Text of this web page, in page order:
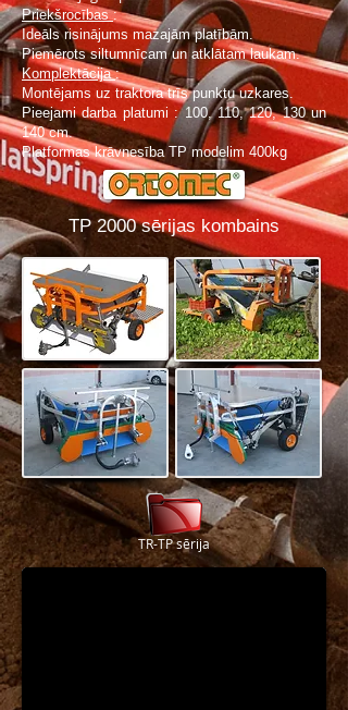
Priekšrocības:
Ideāls risinājums mazajām platībām.
Piemērots siltumnīcam un atklātam laukam.
Komplektācija:
Montējams uz traktora trīs punktu uzkares.
Pieejami darba platumi : 100, 110, 120, 130 un
140 cm.
Platformas krāvnesība TP modelim 400kg
TP 2000 sērijas kombains
TR-TP sērija